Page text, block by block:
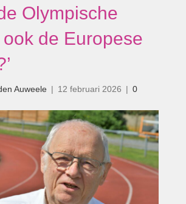
Olympische
de Europese
Auweele | 12 februari 2026 | 0